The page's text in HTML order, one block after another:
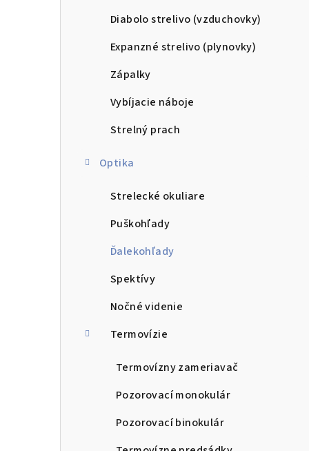
Diabolo strelivo (vzduchovky)
Expanzné strelivo (plynovky)
Zápalky
Vybíjacie náboje
Strelný prach
Optika
Strelecké okuliare
Puškohľady
Ďalekohľady
Spektívy
Nočné videnie
Termovízie
Termovízny zameriavač
Pozorovací monokulár
Pozorovací binokulár